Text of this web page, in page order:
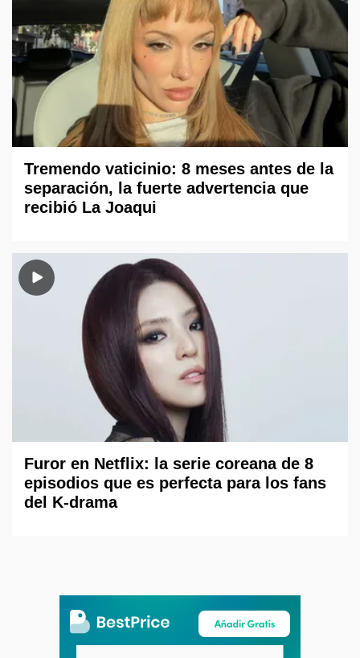
Tremendo vaticinio: 8 meses antes de la
separación, la fuerte advertencia que
recibió La Joaqui
Furor en Netflix: la serie coreana de 8
episodios que es perfecta para los fans
del K-drama